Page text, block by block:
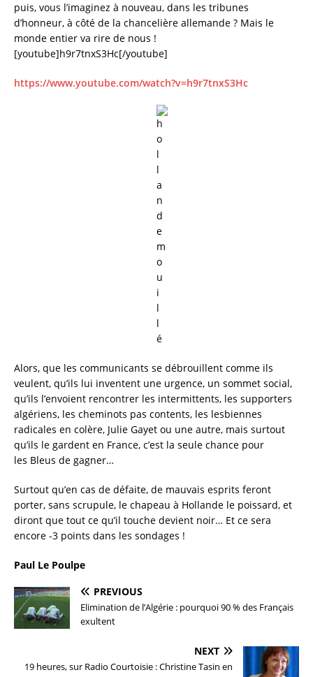
puis, vous l’imaginez à nouveau, dans les tribunes
d’honneur, à côté de la chancelière allemande ? Mais le
monde entier va rire de nous !
[youtube]h9r7tnxS3Hc[/youtube]
https://www.youtube.com/watch?v=h9r7tnxS3Hc
Alors, que les communicants se débrouillent comme ils
veulent, qu’ils lui inventent une urgence, un sommet social,
qu’ils l’envoient rencontrer les intermittents, les supporters
algériens, les cheminots pas contents, les lesbiennes
radicales en colère, Julie Gayet ou une autre, mais surtout
qu’ils le gardent en France, c’est la seule chance pour
les Bleus de gagner…
Surtout qu’en cas de défaite, de mauvais esprits feront
porter, sans scrupule, le chapeau à Hollande le poissard, et
diront que tout ce qu’il touche devient noir… Et ce sera
encore -3 points dans les sondages !
Paul Le Poulpe
PREVIOUS
Elimination de l’Algérie : pourquoi 90 % des Français
exultent
NEXT
19 heures, sur Radio Courtoisie : Christine Tasin en